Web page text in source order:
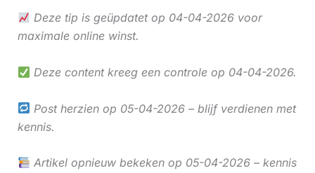
Deze tip is geüpdatet op 04-04-2026 voor
maximale online winst.
Deze content kreeg een controle op 04-04-2026.
Post herzien op 05-04-2026 – blijf verdienen met
kennis.
Artikel opnieuw bekeken op 05-04-2026 – kennis